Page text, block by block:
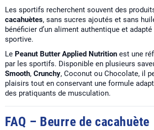
Les sportifs recherchent souvent des
cacahuètes, sans sucres ajoutés et sans
bénéficier d’un aliment authentique et
sportive.
Le Peanut Butter Applied Nutrition est une
par les sportifs. Disponible en plusieurs
Smooth, Crunchy, Coconut ou Chocolate, il
plaisirs tout en conservant une formule
des pratiquants de musculation.
FAQ – Beurre de cacahuète